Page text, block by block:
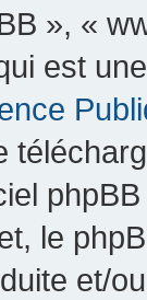
», «
est
le
et/